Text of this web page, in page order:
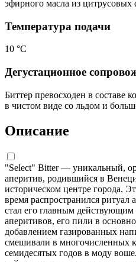
эфирного масла из цитрусовых
Температура подачи
10 °C
Дегустационное
Биттер превосходен в составе
в чистом виде со льдом и
Описание
"Select" Bitter — уникальный,
аперитив, родившийся в
историческом центре города.
время распространился ритуал
стал его главным
аперитивов, его пили в
добавлением газированных
смешивали в многочисленных
семидесятых годов в моду